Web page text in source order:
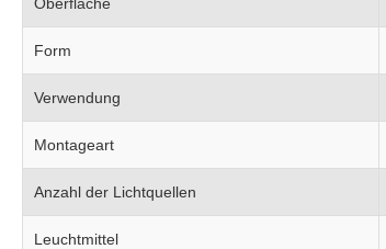
Form
Verwendung
Montageart
Anzahl der Lichtquellen
Leuchtmittel